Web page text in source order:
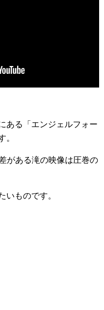
ある「エンジェルフォー
。
がある滝の映像は圧巻の
いものです。